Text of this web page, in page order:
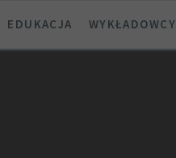
EDUKACJA WYKŁADOWCY